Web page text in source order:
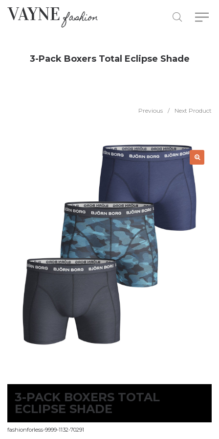
3-Pack Boxers Total Eclipse Shade
Previous / Next Product
3-PACK BOXERS TOTAL
ECLIPSE SHADE
fashionforless-9999-1132-70291